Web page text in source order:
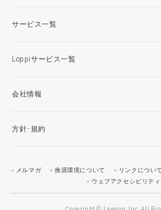
サービス一覧
Loppiサービス一覧
会社情報
方針･規約
メルマガ 推奨環境について リンクについて
ウェブアクセシビリテ